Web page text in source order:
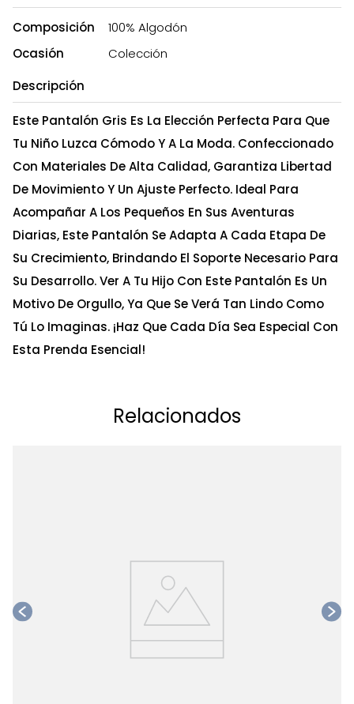
Composición
100% Algodón
Ocasión
Colección
Descripción
Este Pantalón Gris Es La Elección Perfecta Para Que
Tu Niño Luzca Cómodo Y A La Moda. Confeccionado
Con Materiales De Alta Calidad, Garantiza Libertad
De Movimiento Y Un Ajuste Perfecto. Ideal Para
Acompañar A Los Pequeños En Sus Aventuras
Diarias, Este Pantalón Se Adapta A Cada Etapa De
Su Crecimiento, Brindando El Soporte Necesario Para
Su Desarrollo. Ver A Tu Hijo Con Este Pantalón Es Un
Motivo De Orgullo, Ya Que Se Verá Tan Lindo Como
Tú Lo Imaginas. ¡Haz Que Cada Día Sea Especial Con
Esta Prenda Esencial!
Relacionados